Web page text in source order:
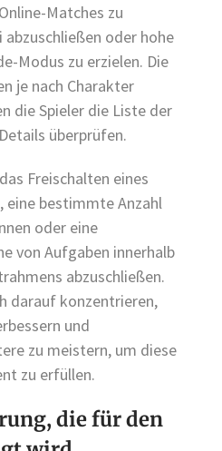
Matches zu
oder hohe
Modus zu erzielen. Die
je nach Charakter
die Spieler die Liste der
überprüfen.
Freischalten eines
bestimmte Anzahl
oder eine
von Aufgaben innerhalb
abzuschließen.
darauf konzentrieren,
und
zu meistern, um diese
zu erfüllen.
die für den